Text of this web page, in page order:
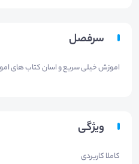
سرفصل
اموزش خیلی سریع و اسان کتاب های
ویژگی
کاملا کاربردی